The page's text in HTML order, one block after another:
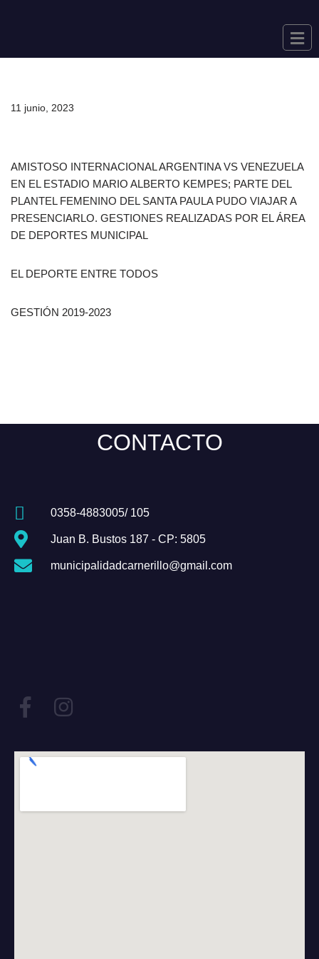
al
11 junio, 2023
AMISTOSO INTERNACIONAL ARGENTINA VS VENEZUELA
EN EL ESTADIO MARIO ALBERTO KEMPES; PARTE DEL
PLANTEL FEMENINO DEL SANTA PAULA PUDO VIAJAR A
PRESENCIARLO. GESTIONES REALIZADAS POR EL ÁREA
DE DEPORTES MUNICIPAL
EL DEPORTE ENTRE TODOS
GESTIÓN 2019-2023
CONTACTO
0358-4883005/ 105
Juan B. Bustos 187 - CP: 5805
municipalidadcarnerillo@gmail.com